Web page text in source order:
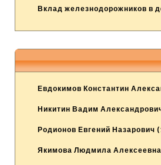
Вклад железнодорожников в
Евдокимов Константин
Никитин Вадим
Родионов Евгений Назарович
Якимова Людмила